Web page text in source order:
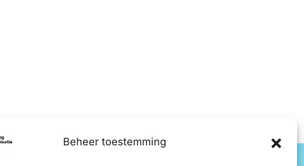
Beheer toestemming